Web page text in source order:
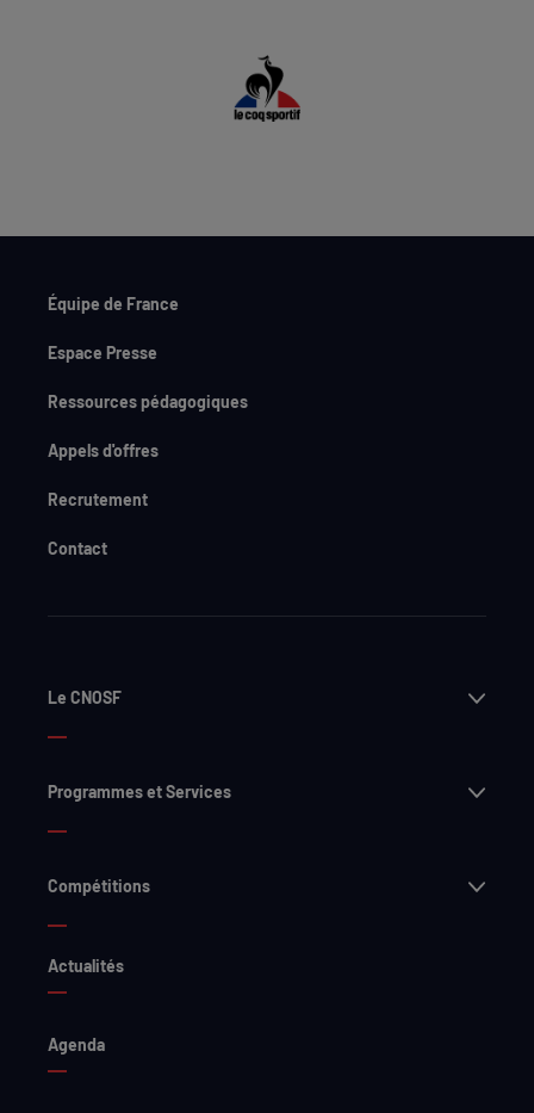
Équipe de France
Espace Presse
Ressources pédagogiques
Appels d'offres
Recrutement
Contact
Le CNOSF
Programmes et Services
Compétitions
Actualités
Agenda